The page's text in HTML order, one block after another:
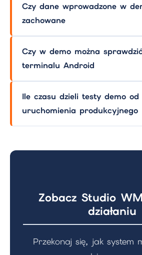
Czy dane wprowadzone w
zachowane
Czy w demo można
terminalu Android
Ile czasu dzieli testy demo od
uruchomienia produkcyjnego
Zobacz Studio
działaniu
Przekonaj się, jak system